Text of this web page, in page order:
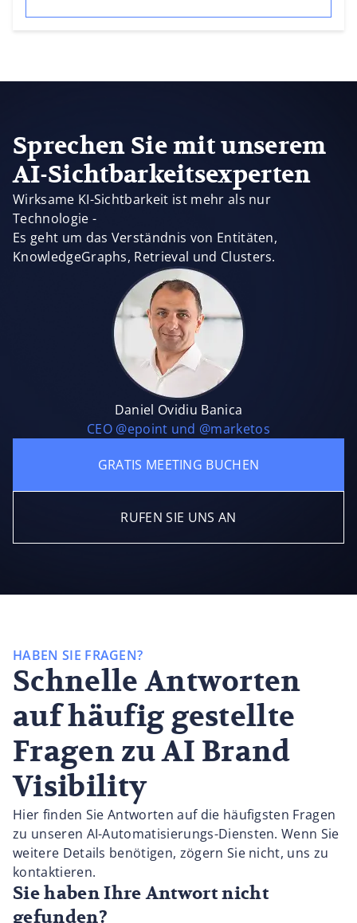
Sprechen Sie mit unserem
AI-Sichtbarkeitsexperten
Wirksame KI-Sichtbarkeit ist mehr als nur
Technologie -
Es geht um das Verständnis von Entitäten,
KnowledgeGraphs, Retrieval und Clusters.
Daniel Ovidiu Banica
CEO @epoint und @marketos
GRATIS MEETING BUCHEN
RUFEN SIE UNS AN
HABEN SIE FRAGEN?
Schnelle Antworten
auf häufig gestellte
Fragen zu AI Brand
Visibility
Hier finden Sie Antworten auf die häufigsten Fragen
zu unseren AI-Automatisierungs-Diensten. Wenn Sie
weitere Details benötigen, zögern Sie nicht, uns zu
kontaktieren.
Sie haben Ihre Antwort nicht
gefunden?